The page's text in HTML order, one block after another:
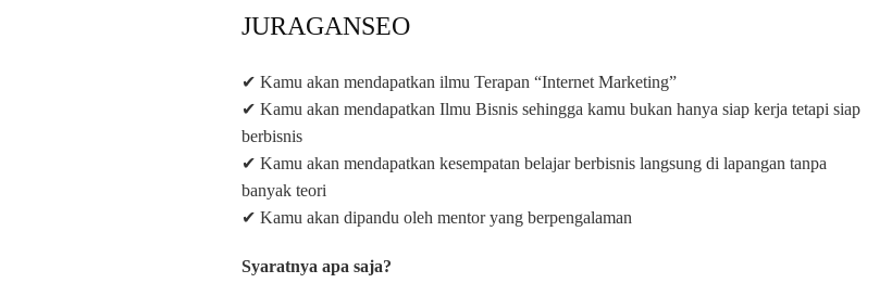
JURAGANSEO
✔ Kamu akan mendapatkan ilmu Terapan “Internet Marketing”
✔ Kamu akan mendapatkan Ilmu Bisnis sehingga kamu bukan hanya siap kerja tetapi siap
berbisnis
✔ Kamu akan mendapatkan kesempatan belajar berbisnis langsung di lapangan tanpa
banyak teori
✔ Kamu akan dipandu oleh mentor yang berpengalaman
Syaratnya apa saja?